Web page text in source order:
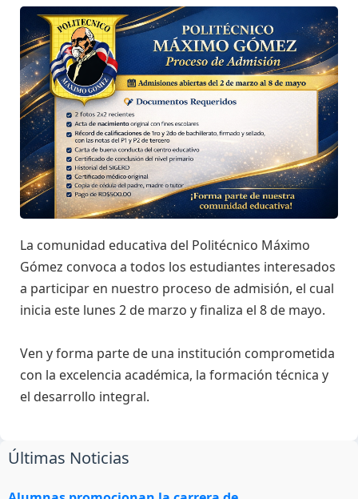
La comunidad educativa del Politécnico Máximo
Gómez convoca a todos los estudiantes interesados
a participar en nuestro proceso de admisión, el cual
inicia este lunes 2 de marzo y finaliza el 8 de mayo.
Ven y forma parte de una institución comprometida
con la excelencia académica, la formación técnica y
el desarrollo integral.
Últimas Noticias